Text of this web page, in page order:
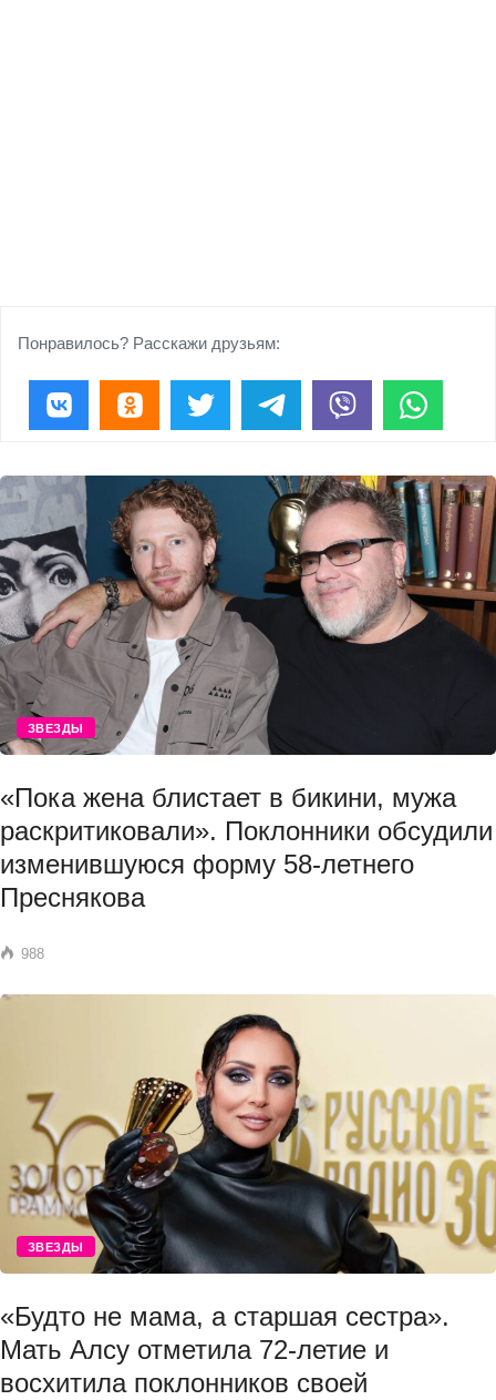
Понравилось? Расскажи друзьям:
ЗВЕЗДЫ
«Пока жена блистает в бикини, мужа
раскритиковали». Поклонники обсудили
изменившуюся форму 58-летнего
Преснякова
988
ЗВЕЗДЫ
«Будто не мама, а старшая сестра».
Мать Алсу отметила 72-летие и
восхитила поклонников своей